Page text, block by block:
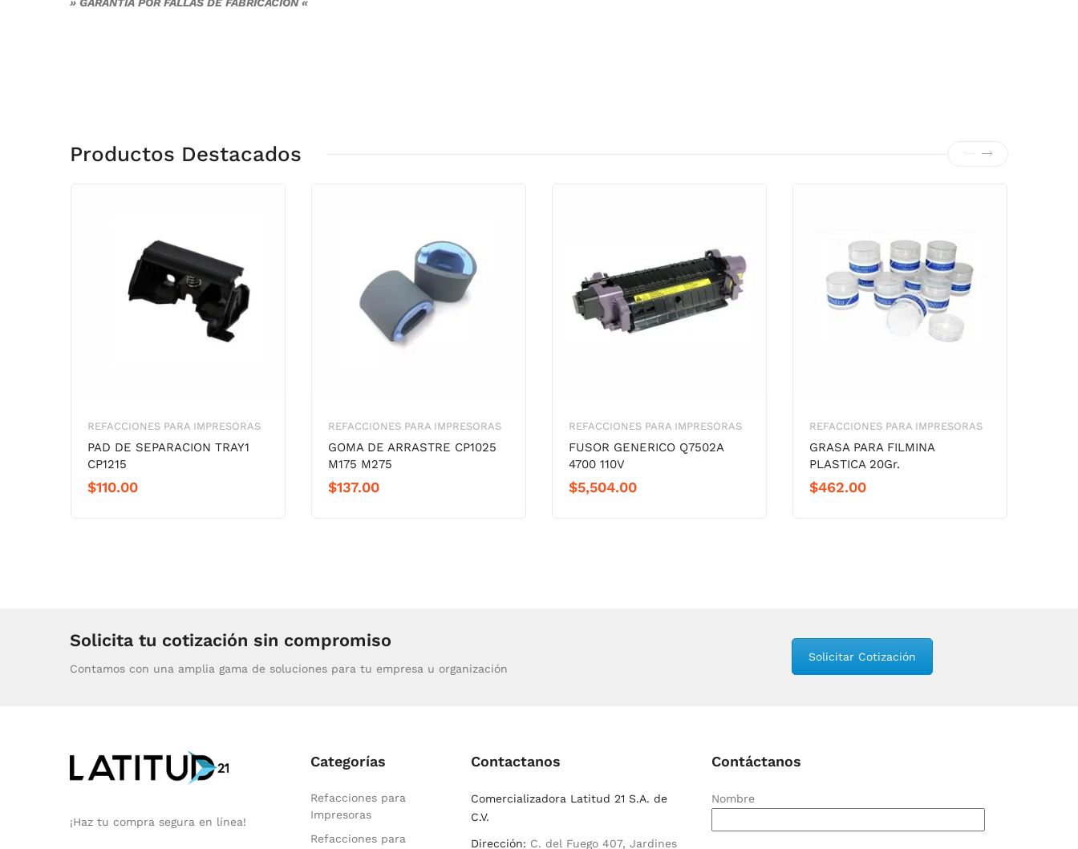
Productos Destacados
REFACCIONES PARA IMPRESORAS
PAD DE SEPARACION TRAY1
CP1215
$110.00
REFACCIONES PARA IMPRESORAS
GOMA DE ARRASTRE CP1025
M175 M275
$137.00
REFACCIONES PARA IMPRESORAS
FUSOR GENERICO Q7502A
4700 110V
$5,504.00
REFACCIONES PARA IMPRESORAS
GRASA PARA FILMINA
PLASTICA 20Gr.
$462.00
Solicita tu cotización sin compromiso
Contamos con una amplia gama de soluciones para tu empresa u organización
Solicitar Cotización
¡Haz tu compra segura en línea!
Categorías
Refacciones para
Impresoras
Refacciones para
Contactanos
Comercializadora Latitud 21 S.A. de
C.V.
Dirección: C. del Fuego 407, Jardines
Contáctanos
Nombre